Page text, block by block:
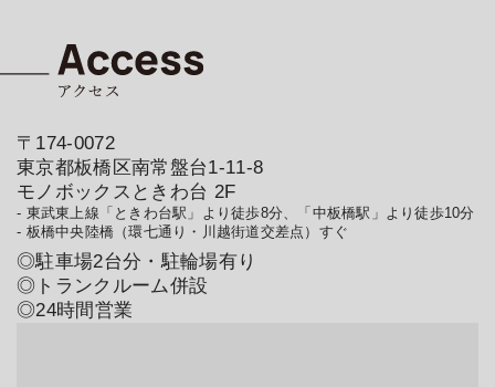
〒174-0072
東京都板橋区南常盤台1-11-8
モノボックスときわ台 2F
- 東武東上線「ときわ台駅」より徒歩8分、「中板橋駅」より徒歩10分
- 板橋中央陸橋（環七通り・川越街道交差点）すぐ
◎駐車場2台分・駐輪場有り
◎トランクルーム併設
◎24時間営業